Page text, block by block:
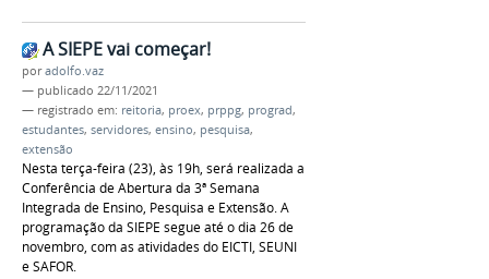
A SIEPE vai começar!
poradolfo.vaz
— publicado 22/11/2021
— registrado em: reitoria, proex, prppg, prograd,
estudantes, servidores, ensino, pesquisa,
extensão
Nesta terça-feira (23), às 19h, será realizada a
Conferência de Abertura da 3ª Semana
Integrada de Ensino, Pesquisa e Extensão. A
programação da SIEPE segue até o dia 26 de
novembro, com as atividades do EICTI, SEUNI
e SAFOR.